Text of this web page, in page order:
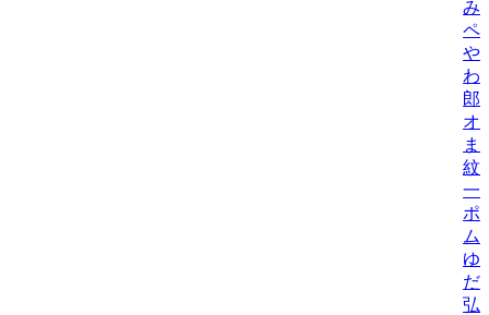
み/
ペ/
や
わ
郎
オ
ま
紋/
一
ポ
ム
ゆ
だ
弘